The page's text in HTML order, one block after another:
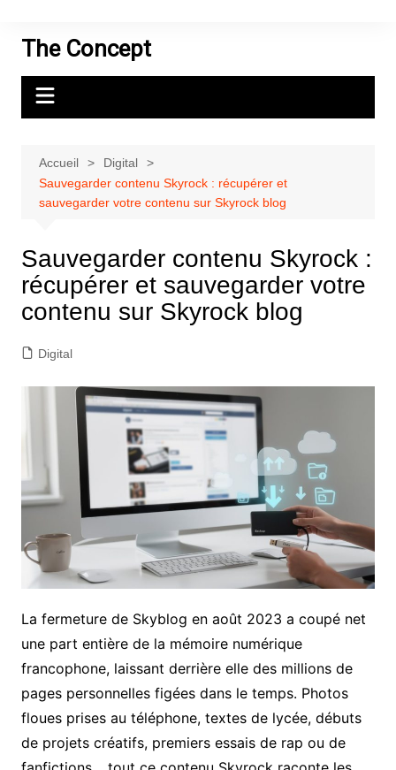
contenuThe Concept
Accueil
Digital
Sauvegarder contenu Skyrock : récupérer et
sauvegarder votre contenu sur Skyrock blog
Sauvegarder contenu Skyrock :
récupérer et sauvegarder votre
contenu sur Skyrock blog
Digital
La fermeture de Skyblog en août 2023 a coupé net
une part entière de la mémoire numérique
francophone, laissant derrière elle des millions de
pages personnelles figées dans le temps. Photos
floues prises au téléphone, textes de lycée, débuts
de projets créatifs, premiers essais de rap ou de